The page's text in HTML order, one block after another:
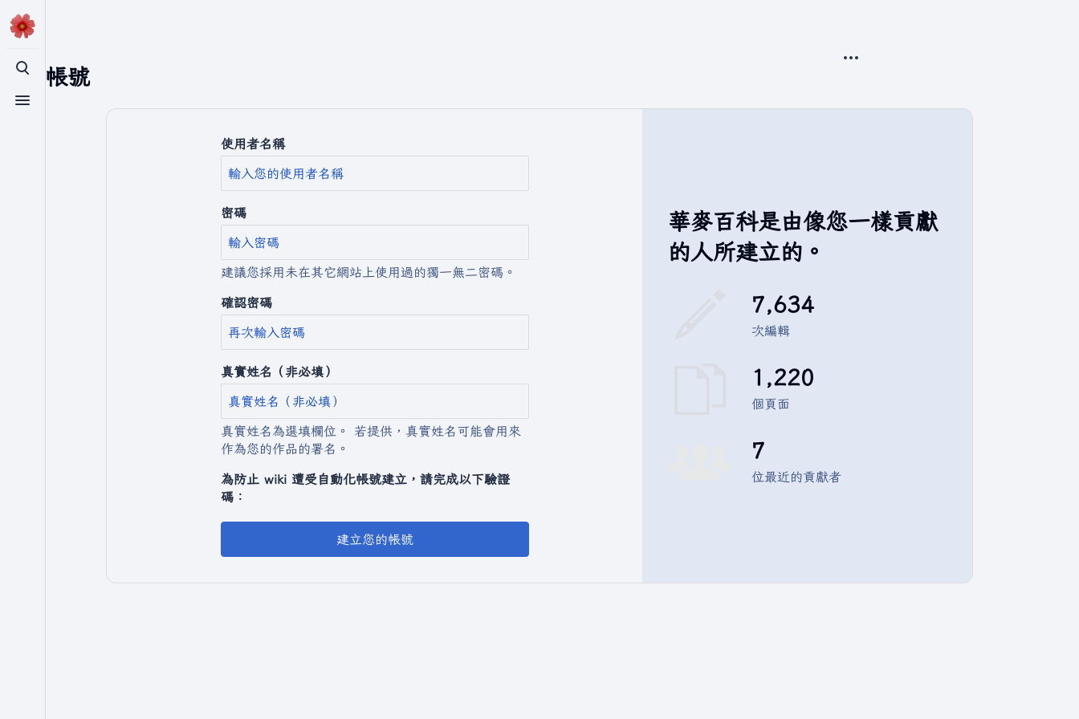
切換搜尋
切換選單
建立帳號
使用者名稱
密碼
建議您採用未在其它網站上使用過的獨一無二密碼。
確認密碼
真實姓名（非必填）
真實姓名為選填欄位。 若提供，真實姓名可能會用來
作為您的作品的署名。
為防止 wiki 遭受自動化帳號建立，請完成以下驗證
碼：
建立您的帳號
華麥百科是由像您一樣貢獻
的人所建立的。
7,634
次編輯
1,220
個頁面
7
位最近的貢獻者